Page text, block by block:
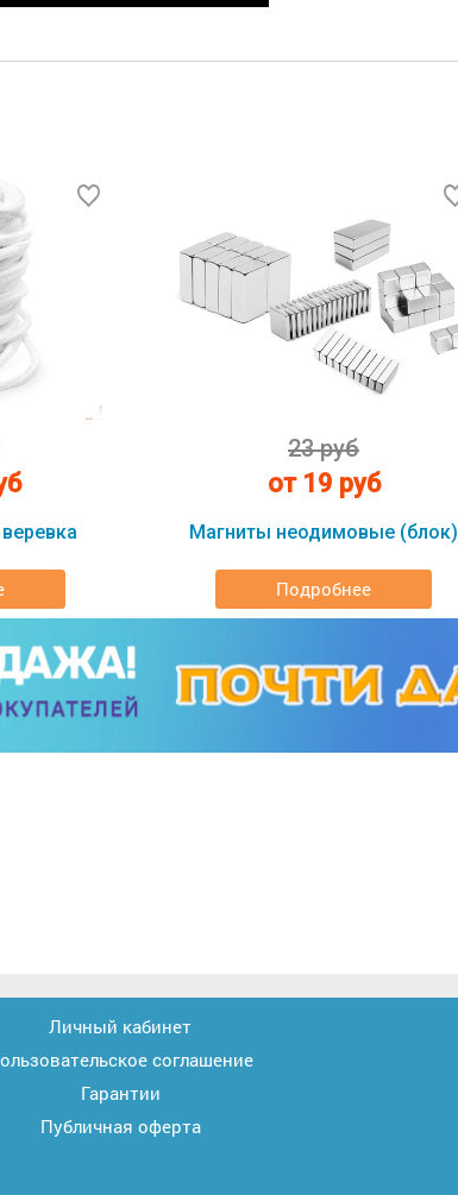
23 руб
от 19 руб
Магниты неодимовые (блок)
Подробнее
Личный кабинет
соглашение
Гарантии
Публичная оферта